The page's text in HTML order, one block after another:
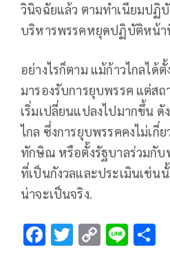
วินิจฉัยแล้ว ตามทำเนียมปฏิ
บริหารพรรคหยุดปฏิบัติหน้
อย่างไรก็ตาม แม้ก้าวไกลได้
มารองรับการยุบพรรค แต่สถ
เริ่มเปลี่ยนแปลงไปมากขึ้น ดั
ไกล ซึ่งการยุบพรรคคงไม่เกี่
ทักษิณ หรือตั้งรัฐบาลร่วมกับ
ที่เป็นกังวลและประเมินเช่น
น่าจะเป็นจริง.
F T C Li